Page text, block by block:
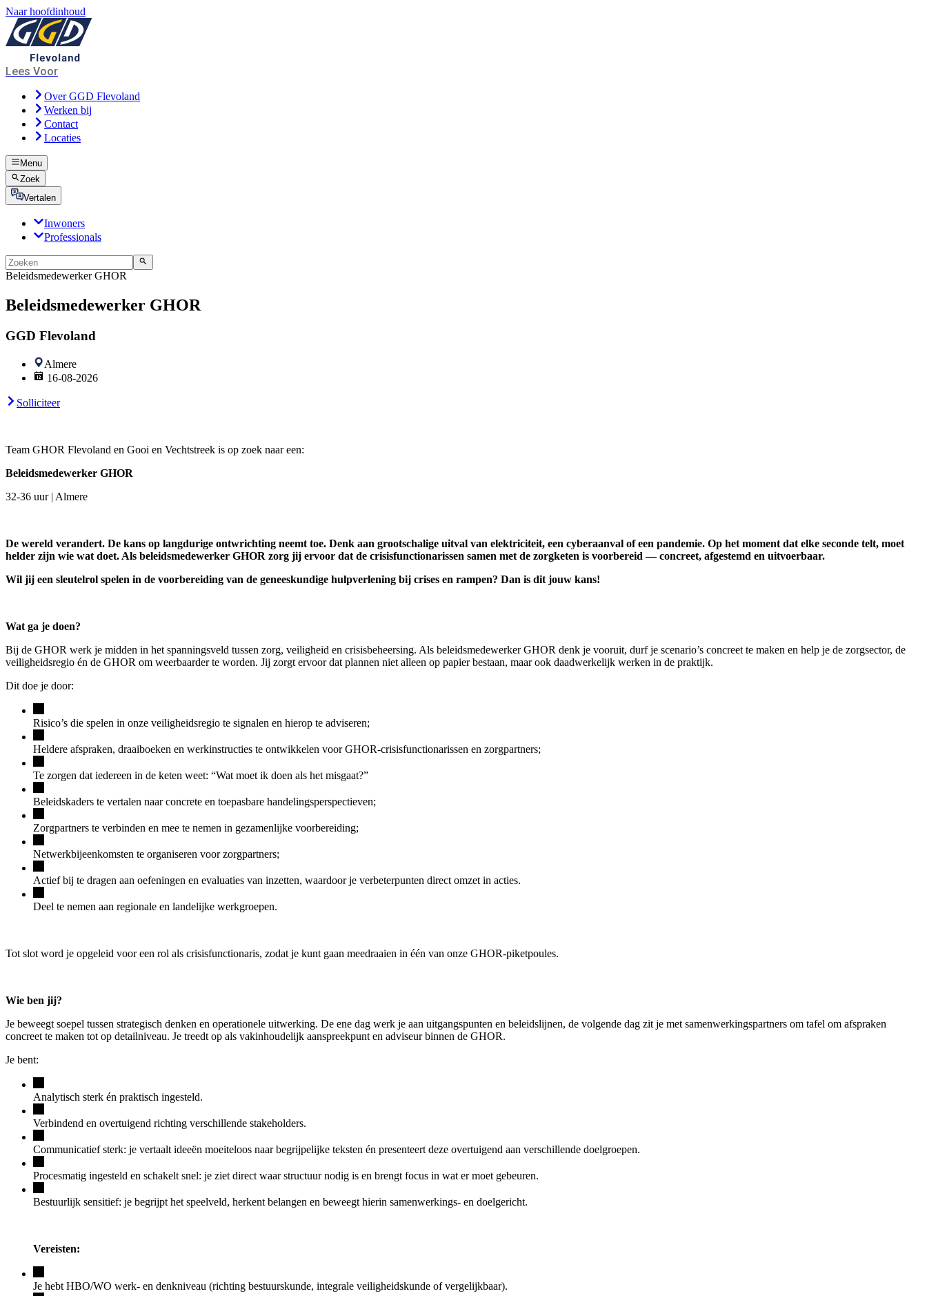
Naar hoofdinhoud
Lees Voor
Over GGD Flevoland
Werken bij
Contact
Locaties
Menu
Zoek
Vertalen
Inwoners
Professionals
Beleidsmedewerker GHOR
Beleidsmedewerker GHOR
GGD Flevoland
Almere
16-08-2026
Solliciteer
Team GHOR Flevoland en Gooi en Vechtstreek is op zoek naar een:
Beleidsmedewerker GHOR
32-36 uur | Almere
De wereld verandert. De kans op langdurige ontwrichting neemt toe. Denk aan grootschalige uitval van elektriciteit, een cyberaanval of een pandemie. Op het moment dat elke seconde telt, moet
helder zijn wie wat doet. Als beleidsmedewerker GHOR zorg jij ervoor dat de crisisfunctionarissen samen met de zorgketen is voorbereid — concreet, afgestemd en uitvoerbaar.
Wil jij een sleutelrol spelen in de voorbereiding van de geneeskundige hulpverlening bij crises en rampen? Dan is dit jouw kans!
Wat ga je doen?
Bij de GHOR werk je midden in het spanningsveld tussen zorg, veiligheid en crisisbeheersing. Als beleidsmedewerker GHOR denk je vooruit, durf je scenario’s concreet te maken en help je de zorgsector, de
veiligheidsregio én de GHOR om weerbaarder te worden. Jij zorgt ervoor dat plannen niet alleen op papier bestaan, maar ook daadwerkelijk werken in de praktijk.
Dit doe je door:
Risico’s die spelen in onze veiligheidsregio te signalen en hierop te adviseren;
Heldere afspraken, draaiboeken en werkinstructies te ontwikkelen voor GHOR-crisisfunctionarissen en zorgpartners;
Te zorgen dat iedereen in de keten weet: “Wat moet ik doen als het misgaat?”
Beleidskaders te vertalen naar concrete en toepasbare handelingsperspectieven;
Zorgpartners te verbinden en mee te nemen in gezamenlijke voorbereiding;
Netwerkbijeenkomsten te organiseren voor zorgpartners;
Actief bij te dragen aan oefeningen en evaluaties van inzetten, waardoor je verbeterpunten direct omzet in acties.
Deel te nemen aan regionale en landelijke werkgroepen.
Tot slot word je opgeleid voor een rol als crisisfunctionaris, zodat je kunt gaan meedraaien in één van onze GHOR-piketpoules.
Wie ben jij?
Je beweegt soepel tussen strategisch denken en operationele uitwerking. De ene dag werk je aan uitgangspunten en beleidslijnen, de volgende dag zit je met samenwerkingspartners om tafel om afspraken
concreet te maken tot op detailniveau. Je treedt op als vakinhoudelijk aanspreekpunt en adviseur binnen de GHOR.
Je bent:
Analytisch sterk én praktisch ingesteld.
Verbindend en overtuigend richting verschillende stakeholders.
Communicatief sterk: je vertaalt ideeën moeiteloos naar begrijpelijke teksten én presenteert deze overtuigend aan verschillende doelgroepen.
Procesmatig ingesteld en schakelt snel: je ziet direct waar structuur nodig is en brengt focus in wat er moet gebeuren.
Bestuurlijk sensitief: je begrijpt het speelveld, herkent belangen en beweegt hierin samenwerkings- en doelgericht.
Vereisten:
Je hebt HBO/WO werk- en denkniveau (richting bestuurskunde, integrale veiligheidskunde of vergelijkbaar).